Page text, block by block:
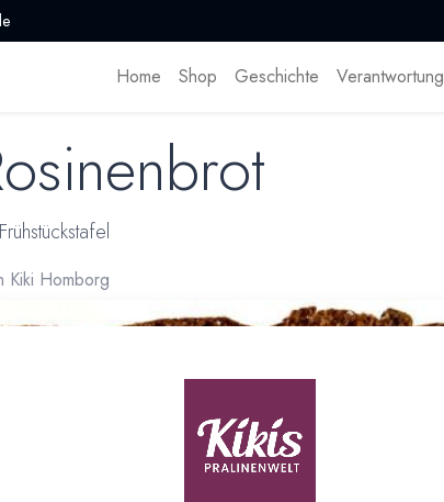
Home Shop Geschichte Verantwortung
Kiki Homborg